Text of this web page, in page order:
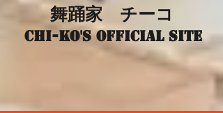
舞踊家 チーコ
Chi-ko's Official site